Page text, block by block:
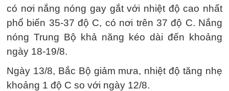
có nơi nắng nóng gay gắt với nhiệt độ cao nhất
phổ biến 35-37 độ C, có nơi trên 37 độ C. Nắng
nóng Trung Bộ khả năng kéo dài đến khoảng
ngày 18-19/8.
Ngày 13/8, Bắc Bộ giảm mưa, nhiệt độ tăng nhẹ
khoảng 1 độ C so với ngày 12/8.